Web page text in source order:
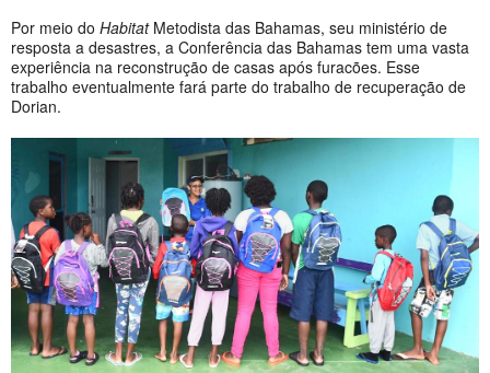
Por meio do HabitatMetodista das Bahamas, seu ministério de
resposta a desastres, a Conferência das Bahamas tem uma vasta
experiência na reconstrução de casas após furacões. Esse
trabalho eventualmente fará parte do trabalho de recuperação de
Dorian.